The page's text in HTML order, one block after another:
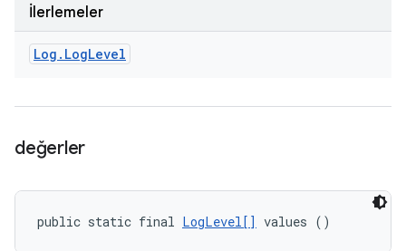
İlerlemeler
Log . LogLevel
değerler
public static final LogLevel[] values ()